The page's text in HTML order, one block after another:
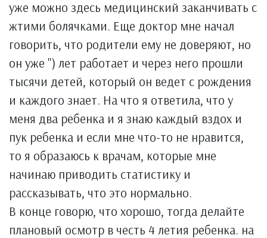
уже можно здесь медицинский заканчивать с
жтими болячками. Еще доктор мне начал
говорить, что родители ему не доверяют, но
он уже ") лет работает и через него прошли
тысячи детей, который он ведет с рождения
и каждого знает. На что я ответила, что у
меня два ребенка и я знаю каждый вздох и
пук ребенка и если мне что-то не нравится,
то я образаюсь к врачам, которые мне
начинаю приводить статистику и
рассказывать, что это нормально.
В конце говорю, что хорошо, тогда делайте
плановый осмотр в честь 4 летия ребенка. на